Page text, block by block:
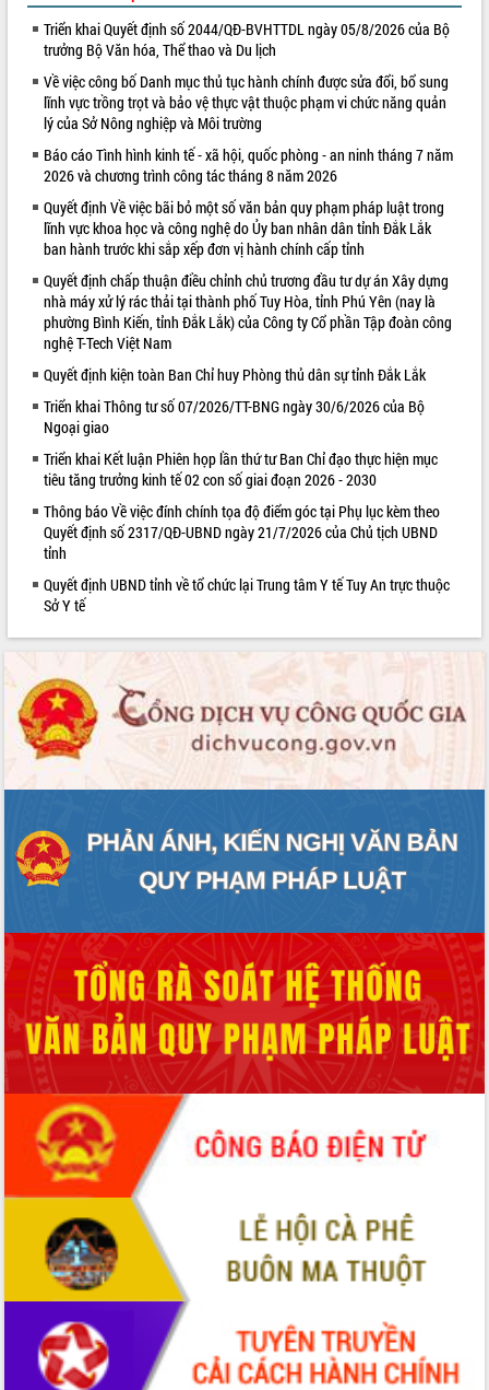
VIDEO
Loading the player...
2026
Khám bệnh, cấp phát thuốc miễn phí
và tặng quà người dân xã Cư Pui
Hội nghị UBND tỉnh Đắk Lắk thường kỳ
tháng 7/2026
Lễ truy tặng danh hiệu “Bà Mẹ Việt
Nam Anh hùng” và trao Huân chương
Lao động
UBND tỉnh Đắk Lắk triển khai nhiệm
vụ 6 tháng cuối năm 2026
Kỳ họp thứ Hai, Hội đồng nhân dân
tỉnh khóa XI quyết nghị nhiều nội dung
quan trọng
Bí thư Tỉnh ủy Lương Nguyễn Minh
Triết thăm, tặng quà người có công với
cách mạng
Rà soát, hoàn thiện hệ thống thiết chế
Thường trực HĐND tỉnh Đắk Lắk gặp
mặt Đoàn chuyên gia y tế TP. Hồ Chí
Minh
Lễ truy điệu và an táng hài cốt liệt sĩ
tại Nghĩa trang Liệt sĩ xã Sơn Hòa
Bàn giải pháp tháo gỡ khó khăn trong
định EUDR
Thứ trưởng Bộ Nông nghiệp và Môi
trường Nguyễn Hoàng Hiệp khảo sát
sầu riêng tại Đắk Lắk
Trình diễn nghệ thuật chế biến các
món ăn từ sầu riêng
Đắk Lắk công bố Quy hoạch và xúc
tiến đầu tư tỉnh
Ngành cá ngừ Đắk Lắk chủ động thích
ứng để giữ vững thị trường xuất khẩu
Diễn đàn Kinh tế tư nhân Việt Nam đột
phá cơ chế - Hợp tác công tư
Đề án 06 tạo bước ngoặt đột phá trong
cải cách hành chính tỉnh Đắk Lắk
Kết nối tour, đẩy mạnh chuyển đổi số
để phát triển du lịch Đắk Lắk
Khởi động Dự án Đầu tư xây dựng hạ
tầng kỹ thuật Cụm công nghiệp Tân
Tiến
Gặp mặt các cơ quan báo chí nhân Kỷ
niệm 101 năm Ngày Báo chí Cách
mạng Việt Nam
ALBUM ẢNH
LIÊN KẾT WEB
Triển khai Quyết định số 2044/QĐ-BVHTTDL ngày 05/8/2026 của Bộ
trưởng Bộ Văn hóa, Thể thao và Du lịch
Về việc công bố Danh mục thủ tục hành chính được sửa đổi, bổ sung
lĩnh vực trồng trọt và bảo vệ thực vật thuộc phạm vi chức năng quản
lý của Sở Nông nghiệp và Môi trường
Báo cáo Tình hình kinh tế - xã hội, quốc phòng - an ninh tháng 7 năm
2026 và chương trình công tác tháng 8 năm 2026
Quyết định Về việc bãi bỏ một số văn bản quy phạm pháp luật trong
lĩnh vực khoa học và công nghệ do Ủy ban nhân dân tỉnh Đắk Lắk
ban hành trước khi sắp xếp đơn vị hành chính cấp tỉnh
Quyết định chấp thuận điều chỉnh chủ trương đầu tư dự án Xây dựng
nhà máy xử lý rác thải tại thành phố Tuy Hòa, tỉnh Phú Yên (nay là
phường Bình Kiến, tỉnh Đắk Lắk) của Công ty Cổ phần Tập đoàn công
nghệ T-Tech Việt Nam
Quyết định kiện toàn Ban Chỉ huy Phòng thủ dân sự tỉnh Đắk Lắk
Triển khai Thông tư số 07/2026/TT-BNG ngày 30/6/2026 của Bộ
Ngoại giao
Triển khai Kết luận Phiên họp lần thứ tư Ban Chỉ đạo thực hiện mục
tiêu tăng trưởng kinh tế 02 con số giai đoạn 2026 - 2030
Thông báo Về việc đính chính tọa độ điểm góc tại Phụ lục kèm theo
Quyết định số 2317/QĐ-UBND ngày 21/7/2026 của Chủ tịch UBND
tỉnh
Quyết định UBND tỉnh về tổ chức lại Trung tâm Y tế Tuy An trực thuộc
Sở Y tế